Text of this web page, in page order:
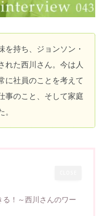
を持ち、ジョンソン・
れた西川さん。今は人
に社員のことを考えて
事のこと、そして家庭
！～西川さんのワー